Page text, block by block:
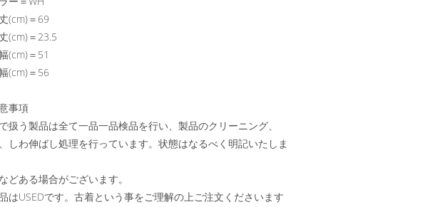
(cm)＝69
(cm)＝23.5
(cm)＝51
(cm)＝56
事項
扱う製品は全て一品一品検品を行い、製品のクリーニング、
しわ伸ばし処理を行っています。状態はなるべく明記いたしま
どある場合がございます。
はUSEDです。古着という事をご理解の上ご注文くださいます